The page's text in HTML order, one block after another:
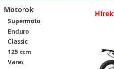
Motorok
Supermoto
Enduro
Classic
125 ccm
Varez
Hírek